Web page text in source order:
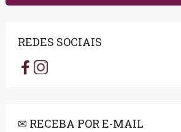
REDES SOCIAIS
✉ RECEBA POR E-MAIL